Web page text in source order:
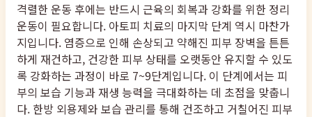
격렬한 운동 후에는 반드시 근육의 회복과 강화를 위한 정리
운동이 필요합니다. 아토피 치료의 마지막 단계 역시 마찬가
지입니다. 염증으로 인해 손상되고 약해진 피부 장벽을 튼튼
하게 재건하고, 건강한 피부 상태를 오랫동안 유지할 수 있도
록 강화하는 과정이 바로 7~9단계입니다. 이 단계에서는 피
부의 보습 기능과 재생 능력을 극대화하는 데 초점을 맞춥니
다. 한방 외용제와 보습 관리를 통해 건조하고 거칠어진 피부